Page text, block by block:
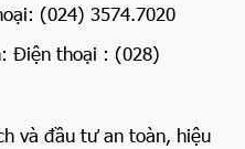
(024) 3574.7020
Điện thoại : (028)
và đầu tư an toàn, hiệu